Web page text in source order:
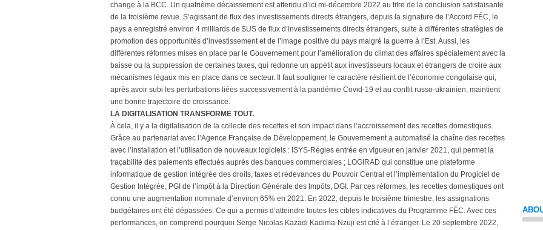
change à la BCC. Un quatrième décaissement est attendu d’ici mi-décembre 2022 au titre de la conclusion satisfaisante
de la troisième revue. S’agissant de flux des investissements directs étrangers, depuis la signature de l’Accord FÉC, le
pays a enregistré environ 4 milliards de $US de flux d’investissements directs étrangers, suite à différentes stratégies de
promotion des opportunités d’investissement et de l’image positive du pays malgré la guerre à l’Est. Aussi, les
différentes réformes mises en place par le Gouvernement pour l’amélioration du climat des affaires spécialement avec la
baisse ou la suppression de certaines taxes, qui redonne un appétit aux investisseurs locaux et étrangers de croire aux
mécanismes légaux mis en place dans ce secteur. Il faut souligner le caractère résilient de l’économie congolaise qui,
après avoir subi les perturbations liées successivement à la pandémie Covid-19 et au conflit russo-ukrainien, maintient
une bonne trajectoire de croissance.
LA DIGITALISATION TRANSFORME TOUT.
À cela, il y a la digitalisation de la collecte des recettes et son impact dans l’accroissement des recettes domestiques.
Grâce au partenariat avec l’Agence Française de Développement, le Gouvernement a automatisé la chaîne des recettes
avec l’installation et l’utilisation de nouveaux logiciels : ISYS-Régies entrée en vigueur en janvier 2021, qui permet la
traçabilité des paiements effectués auprès des banques commerciales ; LOGIRAD qui constitue une plateforme
informatique de gestion intégrée des droits, taxes et redevances du Pouvoir Central et l’implémentation du Progiciel de
Gestion Intégrée, PGI de l’impôt à la Direction Générale des Impôts, DGI. Par ces réformes, les recettes domestiques ont
connu une augmentation nominale d’environ 65% en 2021. En 2022, depuis le troisième trimestre, les assignations
budgétaires ont été dépassées. Ce qui a permis d’atteindre toutes les cibles indicatives du Programme FÉC. Avec ces
performances, on comprend pourquoi Serge Nicolas Kazadi Kadima-Nzuji est cité à l’étranger. Le 20 septembre 2022,